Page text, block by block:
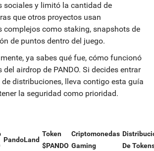
sociales y limitó la cantidad de
que otros proyectos usan
complejos como staking, snapshots de
de puntos dentro del juego.
ya sabes qué fue, cómo funcionó
airdrop de PANDO. Si decides entrar
distribuciones, lleva contigo esta guía
la seguridad como prioridad.
PandoLand
Token
$PANDO
Criptomonedas
Gaming
De